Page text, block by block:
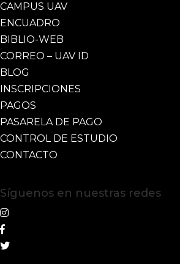
CAMPUS UAV
ENCUADRO
BIBLIO-WEB
CORREO – UAV ID
BLOG
INSCRIPCIONES
PAGOS
PASARELA DE PAGO
CONTROL DE ESTUDIO
CONTACTO
Síguenos en nuestras redes